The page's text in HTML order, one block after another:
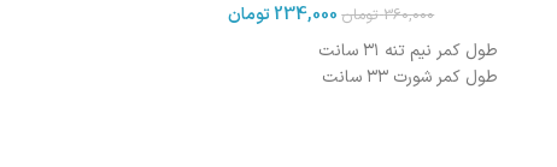
360,000 تومان 234,000تومان
طول کمر نیم تنه ۳۱ سانت
طول کمر شورت ۳۳ سانت